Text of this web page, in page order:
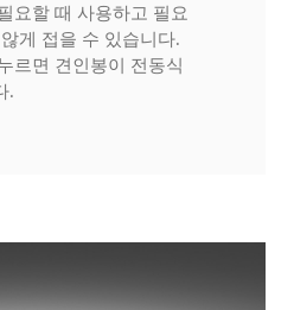
요할 때 사용하고 필요
게 접을 수 있습니다.
르면 견인봉이 전동식
.